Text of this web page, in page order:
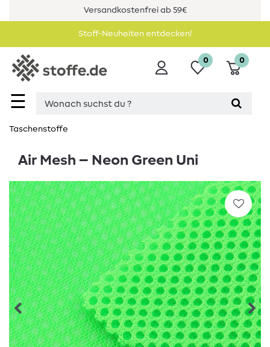
Versandkostenfrei ab 59€
Stoff-Neuheiten entdecken!
☰
0 0
Taschenstoffe
Air Mesh – Neon Green Uni